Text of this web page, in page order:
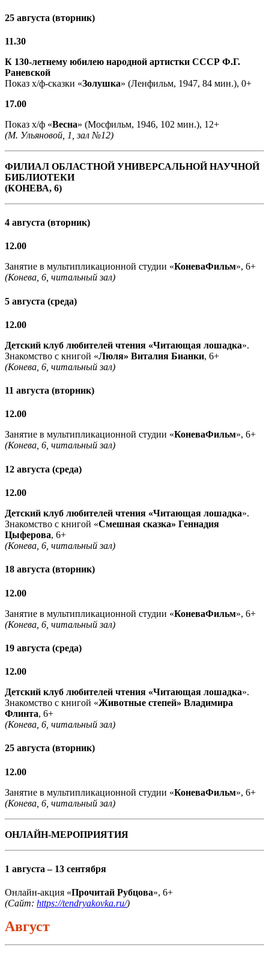
25 августа (вторник)
11.30
К 130-летнему юбилею народной артистки СССР Ф.Г.
Раневской
Показ х/ф-сказки «Золушка» (Ленфильм, 1947, 84 мин.), 0+
17.00
Показ х/ф «Весна» (Мосфильм, 1946, 102 мин.), 12+
(М. Ульяновой, 1, зал №12)
ФИЛИАЛ ОБЛАСТНОЙ УНИВЕРСАЛЬНОЙ НАУЧНОЙ
БИБЛИОТЕКИ
(КОНЕВА, 6)
4 августа (вторник)
12.00
Занятие в мультипликационной студии «КоневаФильм», 6+
(Конева, 6, читальный зал)
5 августа (среда)
12.00
Детский клуб любителей чтения «Читающая лошадка».
Знакомство с книгой «Люля» Виталия Бианки, 6+
(Конева, 6, читальный зал)
11 августа (вторник)
12.00
Занятие в мультипликационной студии «КоневаФильм», 6+
(Конева, 6, читальный зал)
12 августа (среда)
12.00
Детский клуб любителей чтения «Читающая лошадка».
Знакомство с книгой «Смешная сказка» Геннадия
Цыферова, 6+
(Конева, 6, читальный зал)
18 августа (вторник)
12.00
Занятие в мультипликационной студии «КоневаФильм», 6+
(Конева, 6, читальный зал)
19 августа (среда)
12.00
Детский клуб любителей чтения «Читающая лошадка».
Знакомство с книгой «Животные степей» Владимира
Флинта, 6+
(Конева, 6, читальный зал)
25 августа (вторник)
12.00
Занятие в мультипликационной студии «КоневаФильм», 6+
(Конева, 6, читальный зал)
ОНЛАЙН-МЕРОПРИЯТИЯ
1 августа – 13 сентября
Онлайн-акция «Прочитай Рубцова», 6+
(Сайт: https://tendryakovka.ru/)
Август